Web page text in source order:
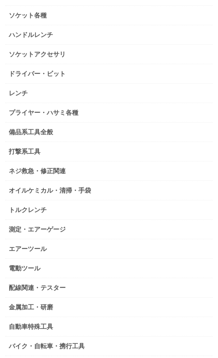
ソケット各種
ハンドルレンチ
ソケットアクセサリ
ドライバー・ビット
レンチ
プライヤー・ハサミ各種
備品系工具全般
打撃系工具
ネジ救急・修正関連
オイルケミカル・清掃・手袋
トルクレンチ
測定・エアーゲージ
エアーツール
電動ツール
配線関連・テスター
金属加工・研磨
自動車特殊工具
バイク・自転車・携行工具